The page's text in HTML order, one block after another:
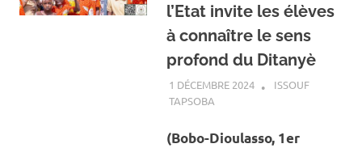
l’Etat invite les élèves
à connaître le sens
profond du Ditanyè
1 DÉCEMBRE 2024
ISSOUF
TAPSOBA
(Bobo-Dioulasso, 1er